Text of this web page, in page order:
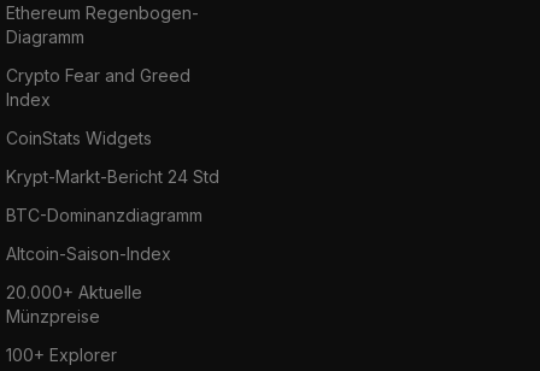
Ethereum Regenbogen-
Diagramm
Crypto Fear and Greed
Index
CoinStats Widgets
Krypt-Markt-Bericht 24 Std
BTC-Dominanzdiagramm
Altcoin-Saison-Index
20.000+ Aktuelle
Münzpreise
100+ Explorer